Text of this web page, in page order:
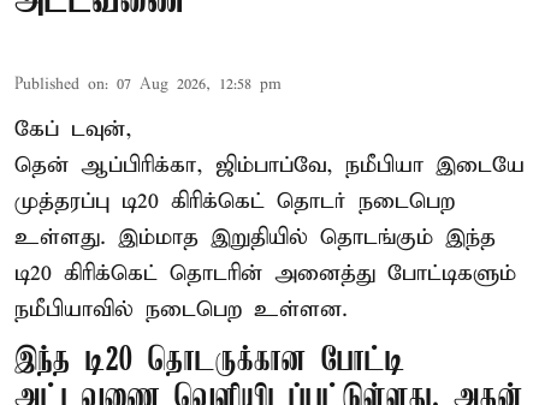
Published on: 07 Aug 2026, 12:58 pm
கேப் டவுன்,
தென் ஆப்பிரிக்கா, ஜிம்பாப்வே, நமீபியா இடையே
முத்தரப்பு டி20 கிரிக்கெட் தொடர் நடைபெற
உள்ளது. இம்மாத இறுதியில் தொடங்கும் இந்த
டி20 கிரிக்கெட் தொடரின் அனைத்து போட்டிகளும்
நமீபியாவில் நடைபெற உள்ளன.
இந்த டி20 தொடருக்கான போட்டி